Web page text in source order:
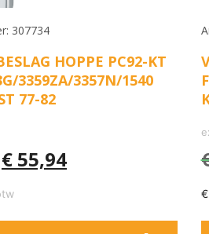
307734
HOPPE PC92-KT
3359ZA/3357N/1540
77-82
€ 55,94
€